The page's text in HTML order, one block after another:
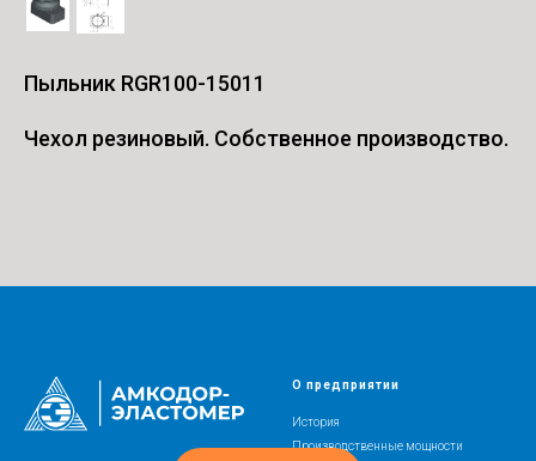
Пыльник RGR100-15011
Чехол резиновый. Собственное производство.
О предприятии
История
Производственные мощности